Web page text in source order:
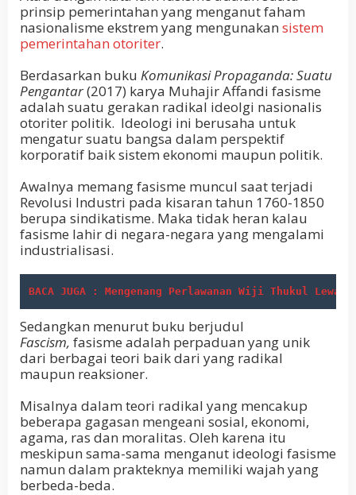
prinsip pemerintahan yang menganut faham
nasionalisme ekstrem yang mengunakan sistem
pemerintahan otoriter.
Berdasarkan buku Komunikasi Propaganda: Suatu
Pengantar(2017) karya Muhajir Affandi fasisme
adalah suatu gerakan radikal ideolgi nasionalis
otoriter politik. Ideologi ini berusaha untuk
mengatur suatu bangsa dalam perspektif
korporatif baik sistem ekonomi maupun politik.
Awalnya memang fasisme muncul saat terjadi
Revolusi Industri pada kisaran tahun 1760-1850
berupa sindikatisme. Maka tidak heran kalau
fasisme lahir di negara-negara yang mengalami
industrialisasi.
BACA JUGA : Mengenang Perlawanan Wiji Thukul
Sedangkan menurut buku berjudul
Fascism, fasisme adalah perpaduan yang unik
dari berbagai teori baik dari yang radikal
maupun reaksioner.
Misalnya dalam teori radikal yang mencakup
beberapa gagasan mengeani sosial, ekonomi,
agama, ras dan moralitas. Oleh karena itu
meskipun sama-sama menganut ideologi fasisme
namun dalam prakteknya memiliki wajah yang
berbeda-beda.